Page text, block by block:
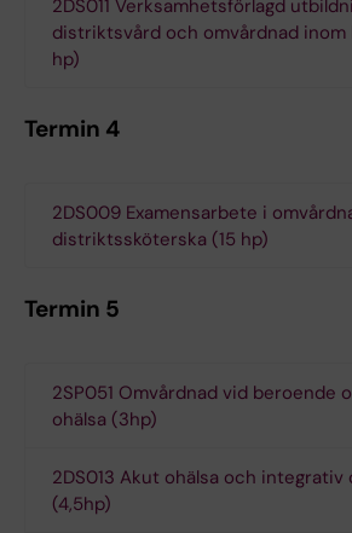
2DS011 Verksamhetsförlagd
distriktsvård och omvårdnad inom
hp)
Termin 4
2DS009 Examensarbete i
distriktssköterska (15 hp)
Termin 5
2SP051 Omvårdnad vid beroende
ohälsa (3hp)
2DS013 Akut ohälsa och integrativ
(4,5hp)